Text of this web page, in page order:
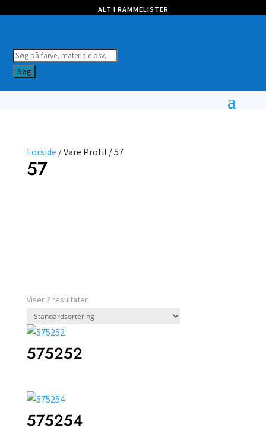
ALT I RAMMELISTER
Products
search
Søg
Forside / Vare Profil / 57
57
Viser 2 resultater
575252
575254